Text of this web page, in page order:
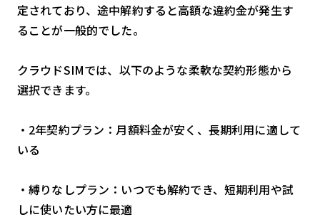
定されており、途中解約すると高額な違約金が発生す
ることが一般的でした。
クラウドSIMでは、以下のような柔軟な契約形態から
選択できます。
・2年契約プラン：月額料金が安く、長期利用に適して
いる
・縛りなしプラン：いつでも解約でき、短期利用や試
しに使いたい方に最適